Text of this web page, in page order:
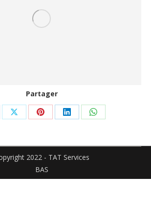
Partager
Partager
X
Partager
Pinterest
Partager
LinkedIn
Partager
WhatsApp
2022 - TAT Services
BAS